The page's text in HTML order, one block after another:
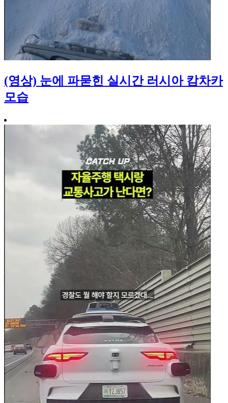
(영상) 눈에 파묻힌 실시간 러시아 캄차카
모습